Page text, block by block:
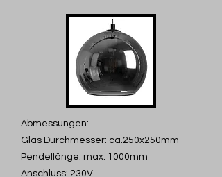
Abmessungen:
Glas Durchmesser: ca.250x250mm
Pendellänge: max. 1000mm
Anschluss: 230V